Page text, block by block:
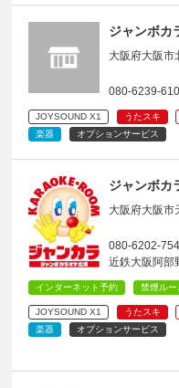
ジャンボ
大阪府大阪市
080-6239-
JOYSOUND X1 うたスキ
楽器
オプションサービス
ジャンボ
大阪府大阪市
080-6202-
近鉄大阪阿部
インターネット予約 禁煙ルー
JOYSOUND X1 うたスキ
楽器
オプションサービス